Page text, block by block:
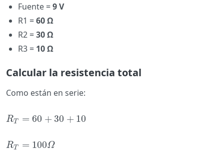
Fuente =9 V
R1 =60 Ω
R2 =30 Ω
R3 = 10 Ω
Calcular la resistencia total
Como están en serie:
RT = 60 + 30 + 10
RT= 60 +30 +10
RT = 100Ω
RT= 100Ω